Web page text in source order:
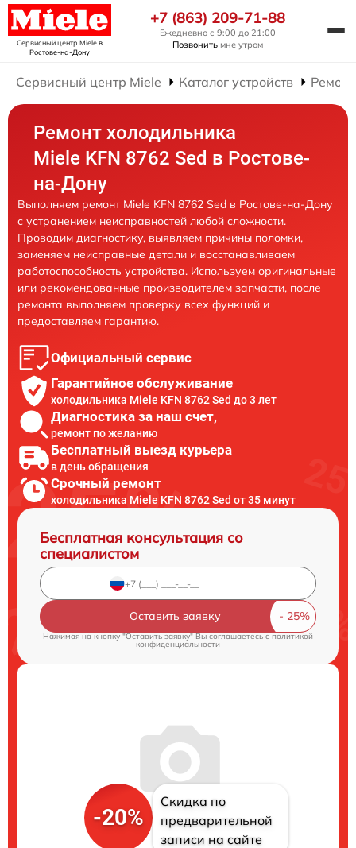
Сервисный центр Mieleв
Ростове-на-Дону
+7 (863) 209-71-88
Ежедневно с 9:00 до 21:00
Позвонить мне утром
Сервисный центр Miele Каталог устройств
Ремонт холодильника
Miele KFN 8762 Sed в Ростове-
на-Дону
Выполняем ремонт Miele KFN 8762 Sed в Ростове-на-Дону
с устранением неисправностей любой сложности.
Проводим диагностику, выявляем причины поломки,
заменяем неисправные детали и восстанавливаем
работоспособность устройства. Используем оригинальные
или рекомендованные производителем запчасти, после
ремонта выполняем проверку всех функций и
предоставляем гарантию.
Официальный сервис
Гарантийное обслуживание
холодильника Miele KFN 8762 Sed до 3 лет
Диагностика за наш счет,
ремонт по желанию
Бесплатный выезд курьера
в день обращения
Срочный ремонт
холодильника Miele KFN 8762 Sed от 35 минут
Бесплатная консультация со
специалистом
Оставить заявку
Нажимая на кнопку "Оставить заявку" Вы соглашаетесь cполитикой
конфиденциальности
-20%
Скидка по
предварительной
записи на сайте